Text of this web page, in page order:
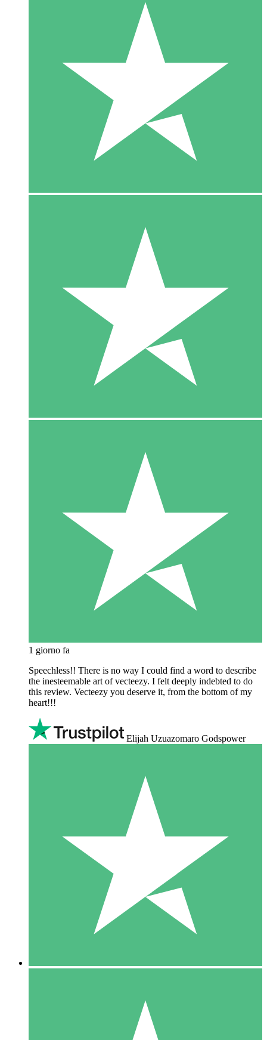
1 giorno fa
Speechless!! There is no way I could find a word to describe
the inesteemable art of vecteezy. I felt deeply indebted to do
this review. Vecteezy you deserve it, from the bottom of my
heart!!!
Elijah Uzuazomaro Godspower